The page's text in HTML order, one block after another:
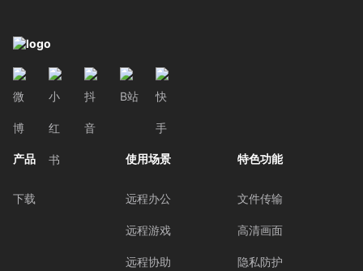
产品
下载
使用场景
远程办公
远程游戏
远程协助
特色功能
文件传输
高清画面
隐私防护